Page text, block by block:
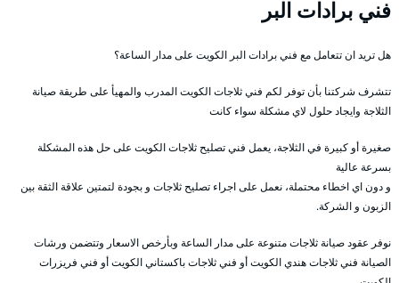
فني برادات البر
هل تريد ان تتعامل مع فني برادات البر الكويت على مدار الساعة؟
تتشرف شركتنا بأن توفر لكم فني ثلاجات الكويت المدرب والمهيأ على طريقة صيانة
الثلاجة وايجاد حلول لاي مشكلة سواء كانت
صغيرة أو كبيرة في الثلاجة، يعمل فني تصليح ثلاجات الكويت على حل هذه المشكلة
بسرعة عالية
و دون اي اخطاء محتملة، نعمل على اجراء تصليح ثلاجات و بجودة لتمتين علاقة الثقة بين
الزبون و الشركة.
نوفر عقود صيانة ثلاجات متنوعة على مدار الساعة وبأرخص الاسعار وتتضمن ورشات
الصيانة فني ثلاجات هندي الكويت أو فني ثلاجات باكستاني الكويت أو فني فريزرات